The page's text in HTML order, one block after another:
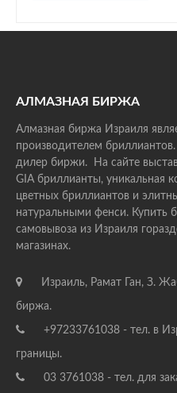
АЛМАЗНАЯ БИРЖА
Алмазная биржа Израиля
производителем
дилер биржи. На сайте
GIA бриллианты, уникальная
цветных бриллиантов и
натуральными фенси. Купить
самовывоза из Израиля
магазинах.
Израиль, Рамат Ган, З.
биржа.
+97233761038 - тел. в
границы.
03 3761038 - тел. для